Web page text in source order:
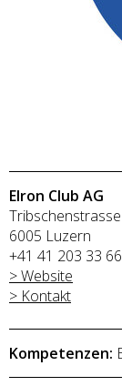
Elron Club AG
6005 Luzern
+41 41 203 33 66
> Website
> Kontakt
Kompetenzen: